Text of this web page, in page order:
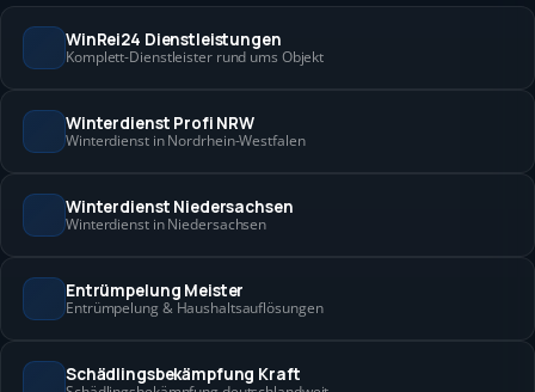
WinRei24 Dienstleistungen
Komplett-Dienstleister rund ums Objekt
Winterdienst Profi NRW
Winterdienst in Nordrhein-Westfalen
Winterdienst Niedersachsen
Winterdienst in Niedersachsen
Entrümpelung Meister
Entrümpelung & Haushaltsauflösungen
Schädlingsbekämpfung Kraft